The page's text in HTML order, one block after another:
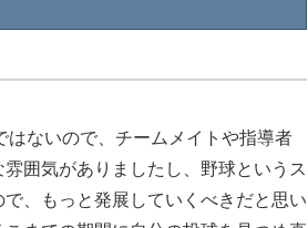
はないので、チームメイトや指導者
囲気がありましたし、野球というス
、もっと発展していくべきだと思い